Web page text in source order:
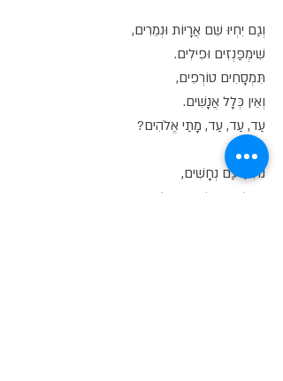
וְגַם יִחְיוּ שֵׁם אֲרָיוֹת וּנְמֵרִים,
שִׁימְפַּנְזִים וּפִילִים.
תִּמְסָחִים טוֹרְפִים,
וְאֵין כְּלָל אֲנָשִׁים.
עַד, עַד, עַד, מָתַי אֱלֹהִים?
נוֹסִיף גַּם נְחָשִׁים,
וְאוּלַי גַּם כָּל מִינֵי צִפּוֹרִים.